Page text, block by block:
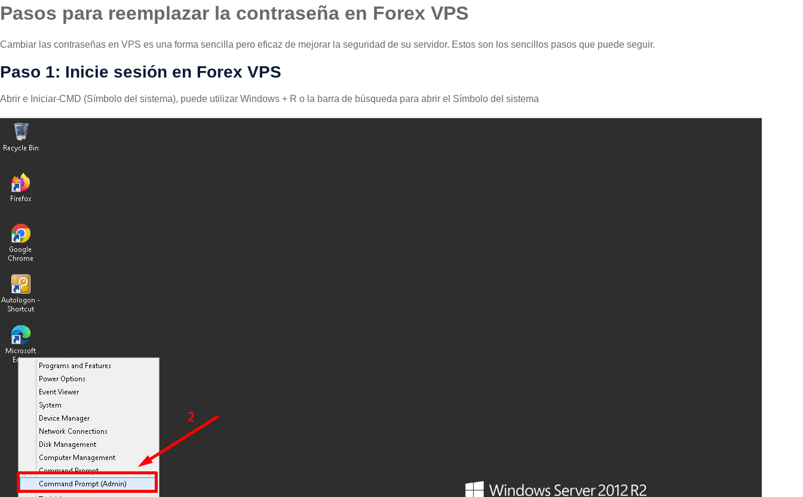
Pasos para reemplazar la contraseña en Forex VPS
Cambiar las contraseñas en VPS es una forma sencilla pero eficaz de mejorar la seguridad de su servidor. Estos son los sencillos pasos que puede seguir.
Paso 1: Inicie sesión en Forex VPS
Abrir e Iniciar-CMD (Símbolo del sistema), puede utilizar Windows + R o la barra de búsqueda para abrir el Símbolo del sistema